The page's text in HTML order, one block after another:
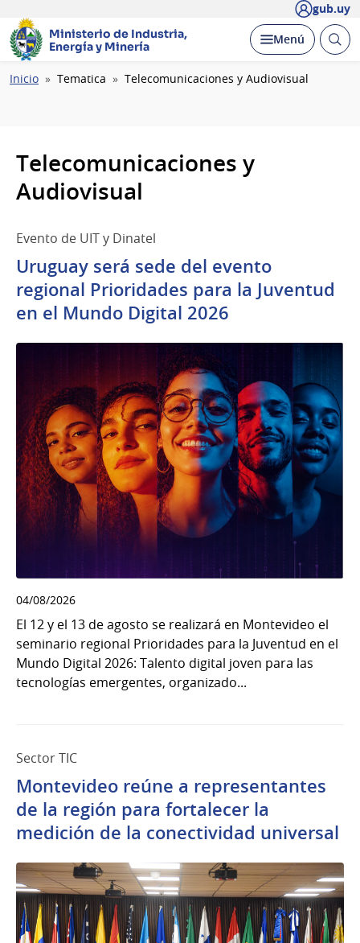
gub.uy
Ministerio de Industria,
Energía y Minería
Desplegar
Menú Abrir
Ruta
Inicio Tematica Telecomunicaciones y Audiovisual
Telecomunicaciones y
Audiovisual
Evento de UIT y Dinatel
Uruguay será sede del evento
regional Prioridades para la Juventud
en el Mundo Digital 2026
04/08/2026
El 12 y el 13 de agosto se realizará en Montevideo el
seminario regional Prioridades para la Juventud en el
Mundo Digital 2026: Talento digital joven para las
tecnologías emergentes, organizado...
Sector TIC
Montevideo reúne a representantes
de la región para fortalecer la
medición de la conectividad universal